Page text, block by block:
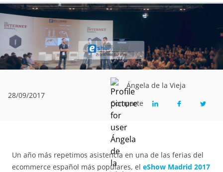
28/09/2017
Ángela de la Vieja
Comparte
Un año más repetimos asistencia en una de las ferias del
ecommerce español más populares, el eShow Madrid 2017